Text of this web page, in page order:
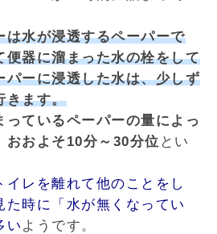
は水が浸透するペーパーで
便器に溜まった水の栓をして
パーに浸透した水は、少しず
きます。
っているペーパーの量によっ
おおよそ10分～30分位 とい
イレを離れて他のことをし
た時に「水が無くなってい
い ようです。